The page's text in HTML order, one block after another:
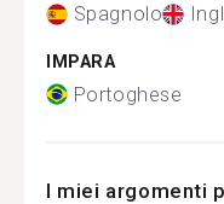
Spagnolo
IMPARA
Portoghese
I miei argomenti